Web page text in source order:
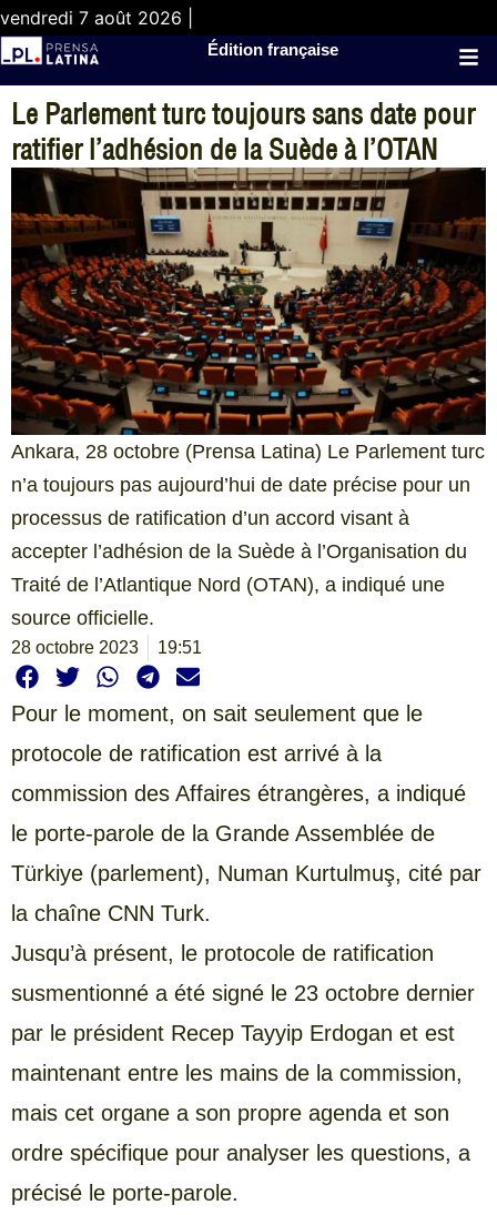
vendredi 7 août 2026 |
Édition française
Le Parlement turc toujours sans date pour
ratifier l’adhésion de la Suède à l’OTAN
Ankara, 28 octobre (Prensa Latina) Le Parlement turc
n’a toujours pas aujourd’hui de date précise pour un
processus de ratification d’un accord visant à
accepter l’adhésion de la Suède à l’Organisation du
Traité de l’Atlantique Nord (OTAN), a indiqué une
source officielle.
28 octobre 2023 19:51
Pour le moment, on sait seulement que le
protocole de ratification est arrivé à la
commission des Affaires étrangères, a indiqué
le porte-parole de la Grande Assemblée de
Türkiye (parlement), Numan Kurtulmuş, cité par
la chaîne CNN Turk.
Jusqu’à présent, le protocole de ratification
susmentionné a été signé le 23 octobre dernier
par le président Recep Tayyip Erdogan et est
maintenant entre les mains de la commission,
mais cet organe a son propre agenda et son
ordre spécifique pour analyser les questions, a
précisé le porte-parole.